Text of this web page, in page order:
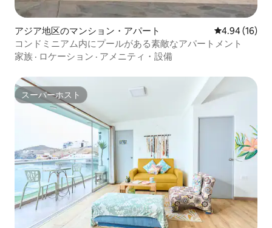
アジア地区のマンション・アパート レビュー16
4.94 (16)
コンドミニアム内にプールがある素敵なアパートメント
家族 · ロケーション · アメニティ・設備
スーパーホスト
スーパーホスト